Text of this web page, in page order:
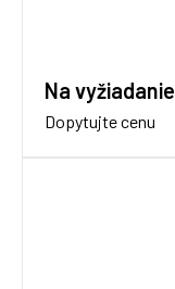
Na vyžiadanie
Dopytujte cenu